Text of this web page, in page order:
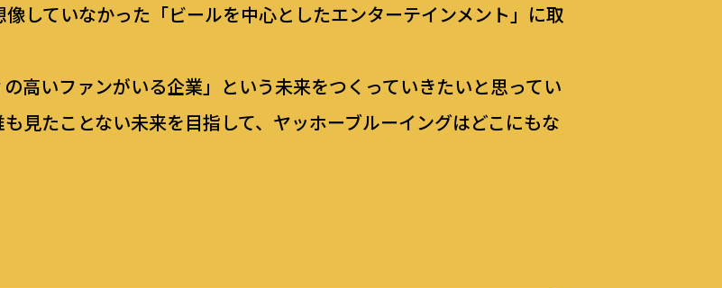
していなかった「ビールを中心としたエンターテインメント」に取
高いファンがいる企業」という未来をつくっていきたいと思ってい
見たことない未来を目指して、ヤッホーブルーイングはどこにもな